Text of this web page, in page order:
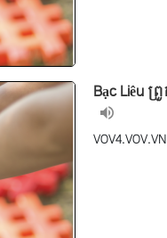
Bạc Liêu